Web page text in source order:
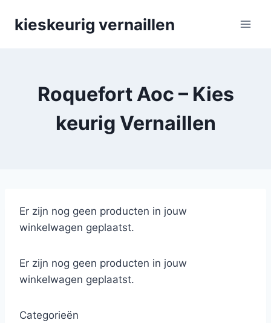
kieskeurig vernaillen
Roquefort Aoc – Kies
keurig Vernaillen
Er zijn nog geen producten in jouw
winkelwagen geplaatst.
Er zijn nog geen producten in jouw
winkelwagen geplaatst.
Categorieën